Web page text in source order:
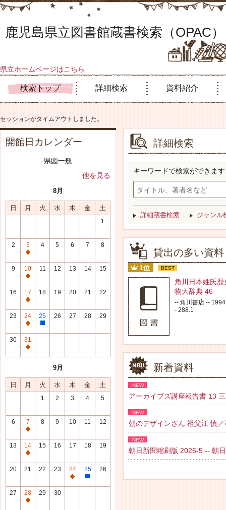
鹿児島県立図書館蔵書検索（OPAC）
県立ホームページはこちら
検索トップ 詳細検索 資料紹介
セッションがタイムアウトしました。
開館日カレンダー
県図一般
他を見る
8月
日 月 火 水 木 金 土
1
2
3
通
常
休
館
日
4 5 6 7 8
9
10
通
常
休
館
日
11 12 13 14 15
16
17
通
常
休
館
日
18 19 20 21 22
23
24
通
常
休
館
25
整
修
26 27 28 29
30
31
通
館
日
9月
日 月 火 水 木 金 土
1 2 3 4 5
6
7
通
常
休
館
8 9 10 11 12
13
14
通
常
館
日
15 16 17 18 19
20 21 22 23
24
通
25
整
26
27
28
通
29 30
詳細検索
キーワードで検索ができます
詳細蔵書検索 ジャンル
貸出の多い資料
1位 BEST
角川日本姓氏歴
物大辞典 46
-- 角川書店 --
- 288.1
新着資料
NEW
アーカイブズ講座報告書 13
NEW
朝のデザインさん 祖父江 慎
NEW
朝日新聞縮刷版 2026-5 -- 朝